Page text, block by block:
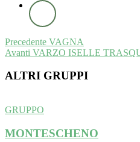
Navigazione
articoli
Precedente Previous
post:
VAGNA
Avanti Next
VARZO ISELLE
ALTRI GRUPPI
GRUPPO
MONTESCHENO